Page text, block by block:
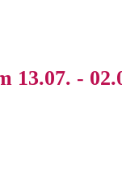
13.07. -